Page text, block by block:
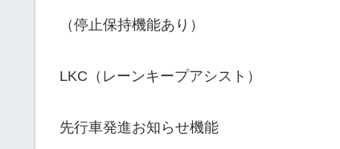
（停止保持機能あり）
LKC（レーンキープアシスト）
先行車発進お知らせ機能